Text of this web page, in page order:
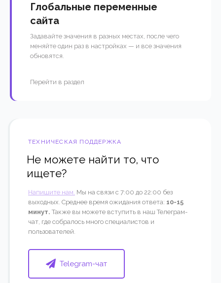
Глобальные переменные
сайта
Задавайте значения в разных местах, после чего
меняйте один раз в настройках — и все значения
обновятся.
Перейти в раздел
ТЕХНИЧЕСКАЯ ПОДДЕРЖКА
Не можете найти то, что
ищете?
Напишите нам. Мы на связи с 7:00 до 22:00 без
выходных. Среднее время ожидания ответа: 10-15
минут. Также вы можете вступить в наш Телеграм-
чат, где собралось много специалистов и
пользователей.
Telegram-чат